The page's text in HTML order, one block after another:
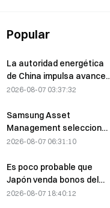
Popular
La autoridad energética
de China impulsa avances
en semiconductores de
2026-08-07 03:37:32
Samsung Asset
Management selecciona
a tres firmas de capital
asignación de un fondo de
90.000 millones de KRW
2026-08-07 06:31:10
Es poco probable que
Japón venda bonos del
Tesoro de EE. UU. a medio
2026-08-07 18:40:12